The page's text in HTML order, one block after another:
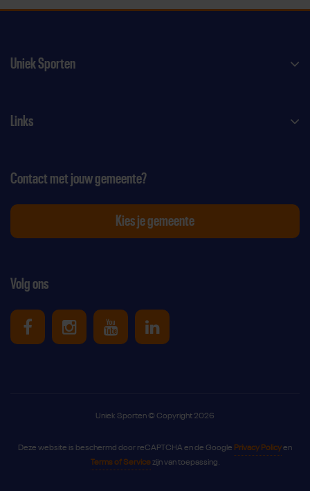
Uniek Sporten
Links
Volg ons
Uniek Sporten op Facebook
Uniek Sporten op Instagram
Uniek Sporten op Youtube
Uniek Sporten op
Contact met jouw gemeente?
Kies je gemeente
Uniek Sporten © Copyright 2026
Deze website is beschermd door reCAPTCHA en de Google Privacy Policyen
Terms of Servicezijn van toepassing.